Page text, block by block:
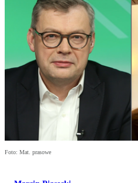
Foto: Mat. prasowe